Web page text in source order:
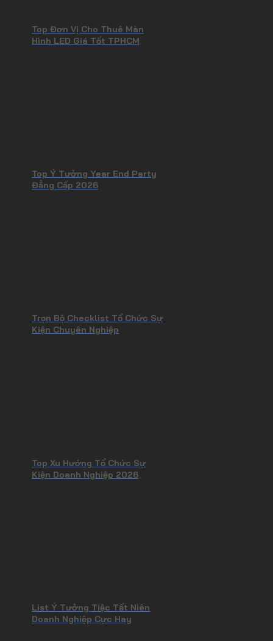
Top Đơn Vị Cho Thuê Màn
Hình LED Giá Tốt TPHCM
Top Ý Tưởng Year End Party
Đẳng Cấp 2026
Trọn Bộ Checklist Tổ Chức Sự
Kiện Chuyên Nghiệp
Top Xu Hướng Tổ Chức Sự
Kiện Doanh Nghiệp 2026
List Ý Tưởng Tiệc Tất Niên
Doanh Nghiệp Cực Hay